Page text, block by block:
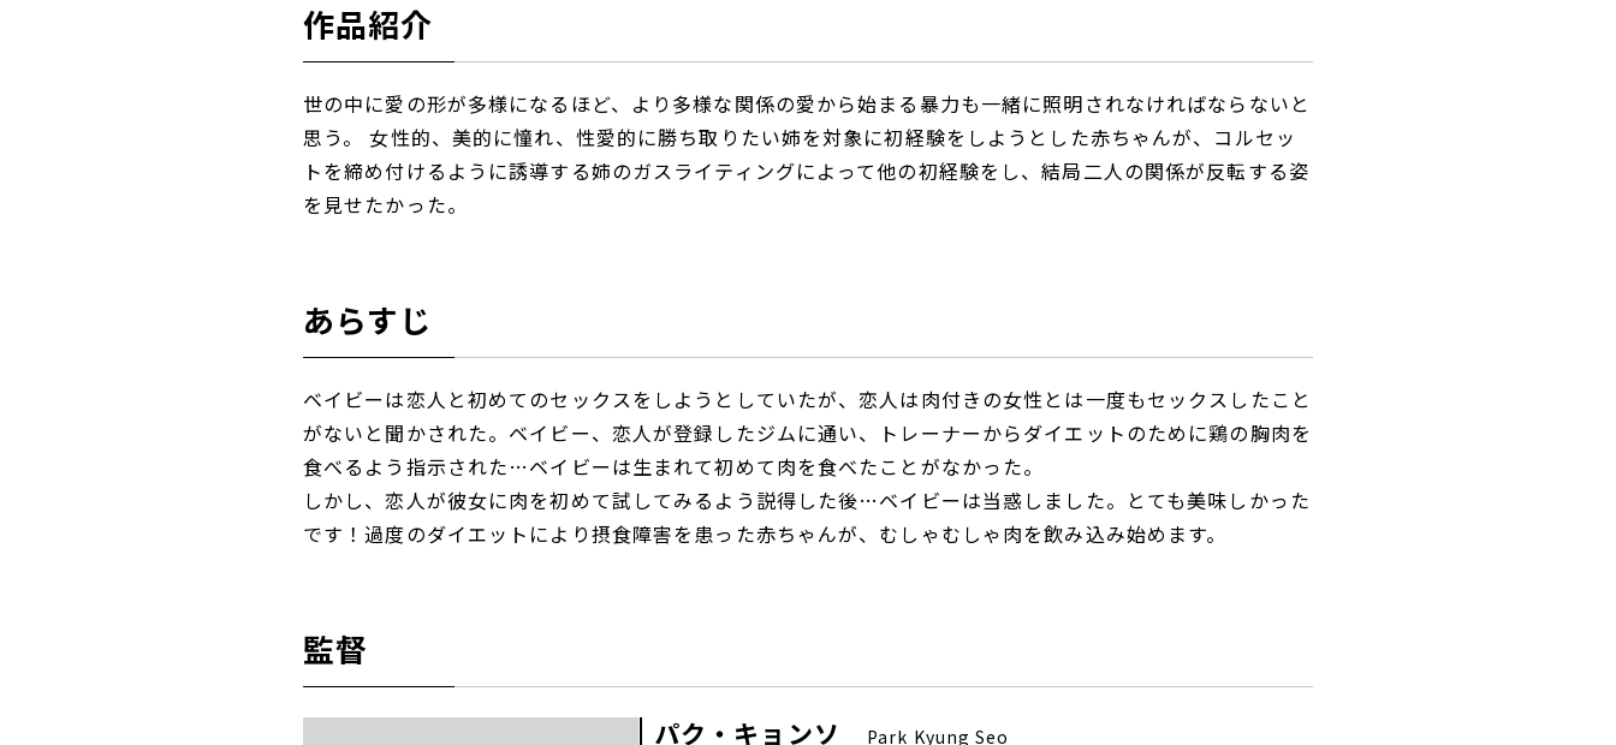
作品紹介
世の中に愛の形が多様になるほど、より多様な関係の愛から始まる暴力も一緒に照明されなければならないと
思う。 女性的、美的に憧れ、性愛的に勝ち取りたい姉を対象に初経験をしようとした赤ちゃんが、コルセッ
トを締め付けるように誘導する姉のガスライティングによって他の初経験をし、結局二人の関係が反転する姿
を見せたかった。
あらすじ
ベイビーは恋人と初めてのセックスをしようとしていたが、恋人は肉付きの女性とは一度もセックスしたこと
がないと聞かされた。ベイビー、恋人が登録したジムに通い、トレーナーからダイエットのために鶏の胸肉を
食べるよう指示された…ベイビーは生まれて初めて肉を食べたことがなかった。
しかし、恋人が彼女に肉を初めて試してみるよう説得した後…ベイビーは当惑しました。とても美味しかった
です！過度のダイエットにより摂食障害を患った赤ちゃんが、むしゃむしゃ肉を飲み込み始めます。
監督
パク・キョンソ Park Kyung Seo